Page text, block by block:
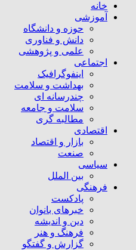
خانه
آموزشی
حوزه و دانشگاه
دانش و فناوری
علمی و پژوهشی
اجتماعی
اینفوگرافیک
بهداشت و سلامت
چندرسانه ای
سلامت و جامعه
مطالبه گری
اقتصادی
بازار و اقتصاد
صنعت
سیاسی
بین الملل
فرهنگی
پادکست
خبرهای بانوان
دین و اندیشه
فرهنگ و هنر
گزارش و گفتگو